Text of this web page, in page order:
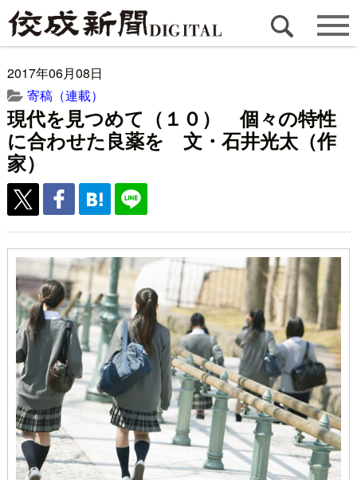
2017年06月08日
寄稿（連載）
現代を見つめて（１０） 個々の特性
に合わせた良薬を 文・石井光太（作
家）